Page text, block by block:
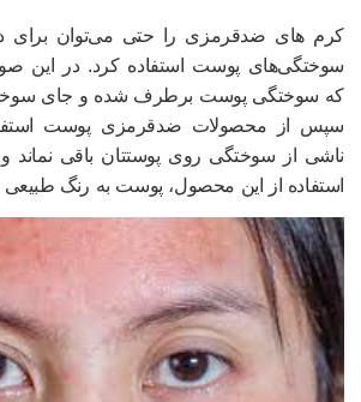
های ضدقرمزی را حتی می‌توان برای
پوست استفاده کرد. در این صورت
سوختگی پوست برطرف شده و جای سوختگی
از محصولات ضدقرمزی پوست استفاده
از سوختگی روی پوستتان باقی نماند و
از این محصول، پوست به رنگ طبیعی